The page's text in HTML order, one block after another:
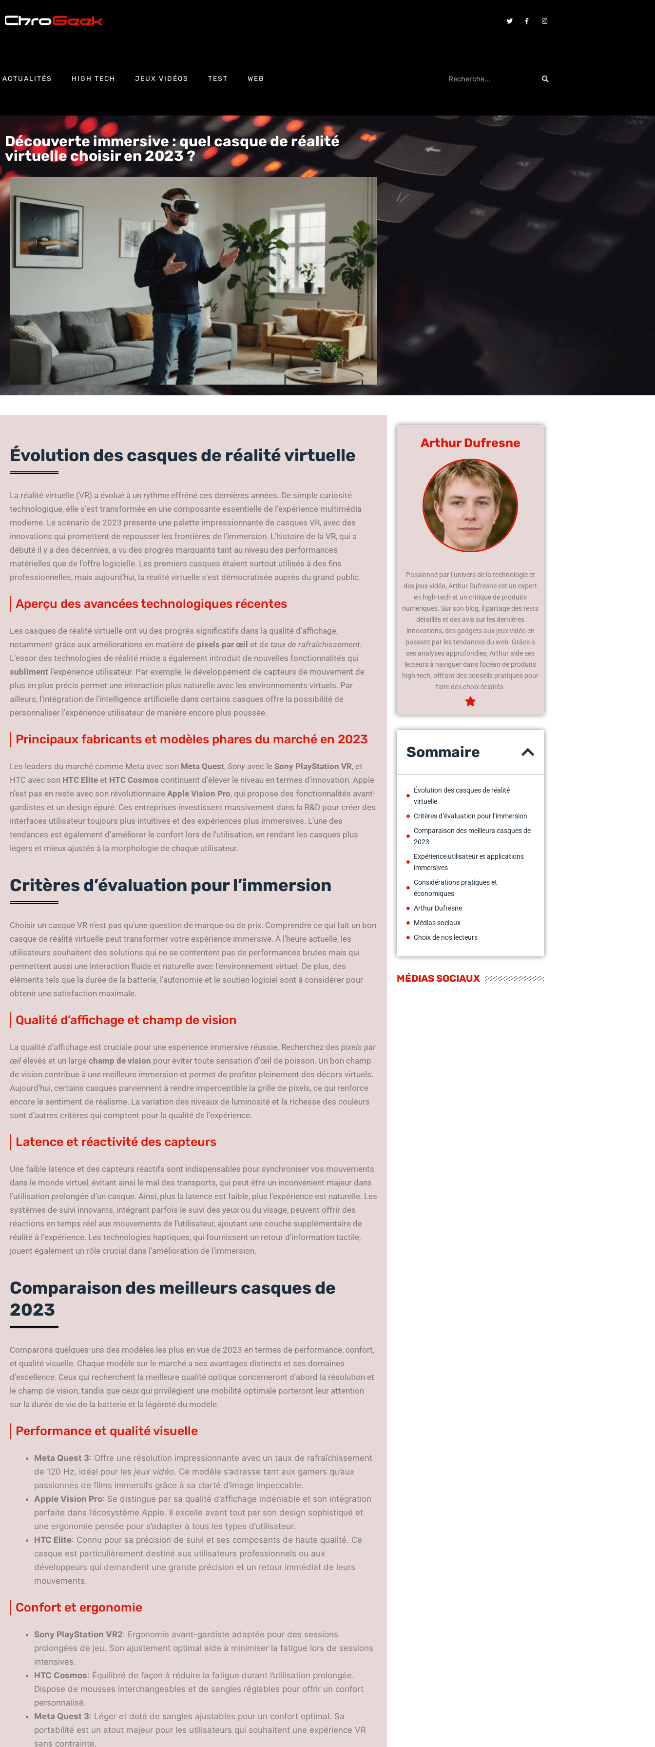
ACTUALITÉS HIGH TECH JEUX VIDÉOS TEST WEB
Découverte immersive : quel casque de réalité
virtuelle choisir en 2023 ?
Évolution des casques de réalité virtuelle
La réalité virtuelle (VR) a évolué à un rythme effréné ces dernières années. De simple curiosité
technologique, elle s’est transformée en une composante essentielle de l’expérience multimédia
moderne. Le scénario de 2023 présente une palette impressionnante de casques VR, avec des
innovations qui promettent de repousser les frontières de l’immersion. L’histoire de la VR, qui a
débuté il y a des décennies, a vu des progrès marquants tant au niveau des performances
matérielles que de l’offre logicielle. Les premiers casques étaient surtout utilisés à des fins
professionnelles, mais aujourd’hui, la réalité virtuelle s’est démocratisée auprès du grand public.
Aperçu des avancées technologiques récentes
Les casques de réalité virtuelle ont vu des progrès significatifs dans la qualité d’affichage,
notamment grâce aux améliorations en matière de pixels par œil et de taux de rafraîchissement.
L’essor des technologies de réalité mixte a également introduit de nouvelles fonctionnalités qui
subliment l’expérience utilisateur. Par exemple, le développement de capteurs de mouvement de
plus en plus précis permet une interaction plus naturelle avec les environnements virtuels. Par
ailleurs, l’intégration de l’intelligence artificielle dans certains casques offre la possibilité de
personnaliser l’expérience utilisateur de manière encore plus poussée.
Principaux fabricants et modèles phares du marché en 2023
Les leaders du marché comme Meta avec son Meta Quest, Sony avec le Sony PlayStation VR, et
HTC avec son HTC Elite et HTC Cosmos continuent d’élever le niveau en termes d’innovation. Apple
n’est pas en reste avec son révolutionnaire Apple Vision Pro, qui propose des fonctionnalités avant-
gardistes et un design épuré. Ces entreprises investissent massivement dans la R&D pour créer des
interfaces utilisateur toujours plus intuitives et des expériences plus immersives. L’une des
tendances est également d’améliorer le confort lors de l’utilisation, en rendant les casques plus
légers et mieux ajustés à la morphologie de chaque utilisateur.
Critères d’évaluation pour l’immersion
Choisir un casque VR n’est pas qu’une question de marque ou de prix. Comprendre ce qui fait un bon
casque de réalité virtuelle peut transformer votre expérience immersive. À l’heure actuelle, les
utilisateurs souhaitent des solutions qui ne se contentent pas de performances brutes mais qui
permettent aussi une interaction fluide et naturelle avec l’environnement virtuel. De plus, des
éléments tels que la durée de la batterie, l’autonomie et le soutien logiciel sont à considérer pour
obtenir une satisfaction maximale.
Qualité d’affichage et champ de vision
La qualité d’affichage est cruciale pour une expérience immersive réussie. Recherchez des pixels par
œil élevés et un large champ de vision pour éviter toute sensation d’œil de poisson. Un bon champ
de vision contribue à une meilleure immersion et permet de profiter pleinement des décors virtuels.
Aujourd’hui, certains casques parviennent à rendre imperceptible la grille de pixels, ce qui renforce
encore le sentiment de réalisme. La variation des niveaux de luminosité et la richesse des couleurs
sont d’autres critères qui comptent pour la qualité de l’expérience.
Latence et réactivité des capteurs
Une faible latence et des capteurs réactifs sont indispensables pour synchroniser vos mouvements
dans le monde virtuel, évitant ainsi le mal des transports, qui peut être un inconvénient majeur dans
l’utilisation prolongée d’un casque. Ainsi, plus la latence est faible, plus l’expérience est naturelle. Les
systèmes de suivi innovants, intégrant parfois le suivi des yeux ou du visage, peuvent offrir des
réactions en temps réel aux mouvements de l’utilisateur, ajoutant une couche supplémentaire de
réalité à l’expérience. Les technologies haptiques, qui fournissent un retour d’information tactile,
jouent également un rôle crucial dans l’amélioration de l’immersion.
Comparaison des meilleurs casques de
2023
Comparons quelques-uns des modèles les plus en vue de 2023 en termes de performance, confort,
et qualité visuelle. Chaque modèle sur le marché a ses avantages distincts et ses domaines
d’excellence. Ceux qui recherchent la meilleure qualité optique concerneront d’abord la résolution et
le champ de vision, tandis que ceux qui privilégient une mobilité optimale porteront leur attention
sur la durée de vie de la batterie et la légèreté du modèle.
Performance et qualité visuelle
Meta Quest 3: Offre une résolution impressionnante avec un taux de rafraîchissement
de 120 Hz, idéal pour les jeux vidéo. Ce modèle s’adresse tant aux gamers qu’aux
passionnés de films immersifs grâce à sa clarté d’image impeccable.
Apple Vision Pro: Se distingue par sa qualité d’affichage indéniable et son intégration
parfaite dans l’écosystème Apple. Il excelle avant tout par son design sophistiqué et
une ergonomie pensée pour s’adapter à tous les types d’utilisateur.
HTC Elite: Connu pour sa précision de suivi et ses composants de haute qualité. Ce
casque est particulièrement destiné aux utilisateurs professionnels ou aux
développeurs qui demandent une grande précision et un retour immédiat de leurs
mouvements.
Confort et ergonomie
Sony PlayStation VR2: Ergonomie avant-gardiste adaptée pour des sessions
prolongées de jeu. Son ajustement optimal aide à minimiser la fatigue lors de sessions
intensives.
HTC Cosmos: Équilibré de façon à réduire la fatigue durant l’utilisation prolongée.
Dispose de mousses interchangeables et de sangles réglables pour offrir un confort
personnalisé.
Meta Quest 3: Léger et doté de sangles ajustables pour un confort optimal. Sa
portabilité est un atout majeur pour les utilisateurs qui souhaitent une expérience VR
sans contrainte.
Arthur Dufresne
Passionné par l’univers de la technologie et
des jeux vidéo, Arthur Dufresne est un expert
en high-tech et un critique de produits
numériques. Sur son blog, il partage des tests
détaillés et des avis sur les dernières
innovations, des gadgets aux jeux vidéo en
passant par les tendances du web. Grâce à
ses analyses approfondies, Arthur aide ses
lecteurs à naviguer dans l’océan de produits
high-tech, offrant des conseils pratiques pour
faire des choix éclairés.
Sommaire
Évolution des casques de réalité
virtuelle
Critères d’évaluation pour l’immersion
Comparaison des meilleurs casques de
2023
Expérience utilisateur et applications
immersives
Considérations pratiques et
économiques
Arthur Dufresne
Médias sociaux
Choix de nos lecteurs
MÉDIAS SOCIAUX